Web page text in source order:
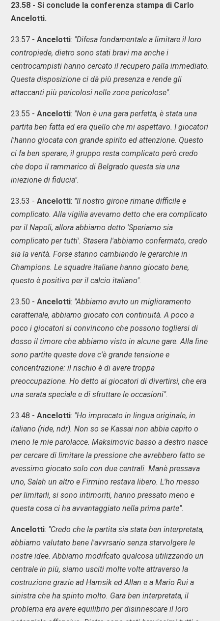
23.58 - Si conclude la conferenza stampa di Carlo
Ancelotti.
23.57 - Ancelotti: "Difesa fondamentale a limitare il loro
contropiede, dietro sono stati bravi ma anche i
centrocampisti hanno cercato il recupero palla immediato.
Questa disposizione ci dà più presenza e rende gli
attaccanti più pericolosi nelle zone pericolose".
23.55 - Ancelotti: "Non è una gara perfetta, è stata una
partita ben fatta ed era quello che mi aspettavo. I giocatori
l'hanno giocata con grande spirito ed attenzione. Questo
ci fa ben sperare, il gruppo resta complicato però credo
che dopo il rammarico di Belgrado questa sia una
iniezione di fiducia".
23.53 - Ancelotti: "Il nostro girone rimane difficile e
complicato. Alla vigilia avevamo detto che era complicato
per il Napoli, allora abbiamo detto 'Speriamo sia
complicato per tutti'. Stasera l'abbiamo confermato, credo
sia la verità. Forse stanno cambiando le gerarchie in
Champions. Le squadre italiane hanno giocato bene,
questo è positivo per il calcio italiano".
23.50 - Ancelotti: "Abbiamo avuto un miglioramento
caratteriale, abbiamo giocato con continuità. A poco a
poco i giocatori si convincono che possono togliersi di
dosso il timore che abbiamo visto in alcune gare. Alla fine
sono partite queste dove c'è grande tensione e
concentrazione: il rischio è di avere troppa
preoccupazione. Ho detto ai giocatori di divertirsi, che era
una serata speciale e di sfruttare le occasioni".
23.48 - Ancelotti: "Ho imprecato in lingua originale, in
italiano (ride, ndr). Non so se Kassai non abbia capito o
meno le mie parolacce. Maksimovic basso a destro nasce
per cercare di limitare la pressione che avrebbero fatto se
avessimo giocato solo con due centrali. Manè pressava
uno, Salah un altro e Firmino restava libero. L'ho messo
per limitarli, si sono intimoriti, hanno pressato meno e
questa cosa ci ha avvantaggiato nella prima parte".
Ancelotti: "Credo che la partita sia stata ben interpretata,
abbiamo valutato bene l'avvrsario senza starvolgere le
nostre idee. Abbiamo modifcato qualcosa utilizzando un
centrale in più, siamo usciti molte volte attraverso la
costruzione grazie ad Hamsik ed Allan e a Mario Rui a
sinistra che ha spinto molto. Gara ben interpretata, il
problema era avere equilibrio per disinnescare il loro